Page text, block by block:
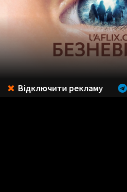
Відключити рекламу